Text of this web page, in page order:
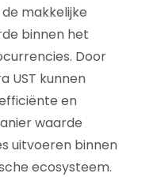
de makkelijke
binnen het
Door
UST kunnen
en
waarde
uitvoeren binnen
ecosysteem.